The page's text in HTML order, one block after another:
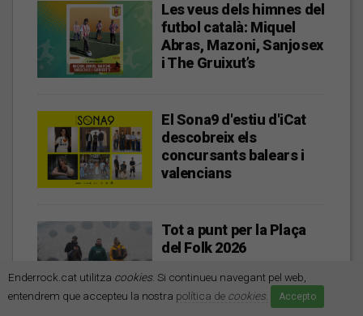
Enderrock.cat utilitza cookies. Si continueu navegant pel web,
entendrem que accepteu la nostra política de cookies. Accepto
Les veus dels himnes del
futbol català: Miquel
Abras, Mazoni, Sanjosex
i The Gruixut’s
El Sona9 d'estiu d'iCat
descobreix els
concursants balears i
valencians
Tot a punt per la Plaça
del Folk 2026